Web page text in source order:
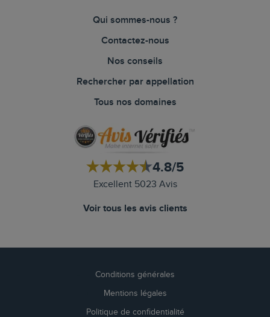
Qui sommes-nous ?
Contactez-nous
Nos conseils
Rechercher par appellation
Tous nos domaines
4.8/5
Excellent 5023 Avis
Voir tous les avis clients
Conditions générales
Mentions légales
Politique de confidentialité